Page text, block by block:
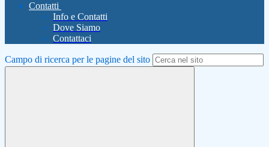
Contatti
Info e Contatti
Dove Siamo
Contattaci
Campo di ricerca per le pagine del sito